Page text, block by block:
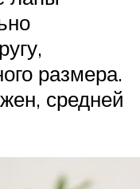
размера.
средней